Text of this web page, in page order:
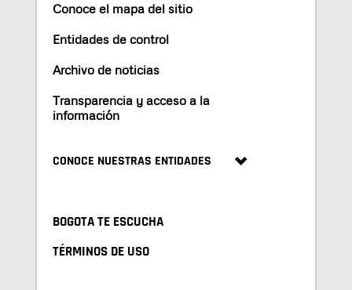
Conoce el mapa del sitio
Entidades de control
Archivo de noticias
Transparencia y acceso a la
información
CONOCE NUESTRAS ENTIDADES
BOGOTA TE ESCUCHA
TÉRMINOS DE USO